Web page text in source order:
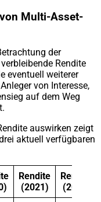
Multi-Asset-
der
Rendite
eventuell weiterer
von Interesse,
auf dem Weg
auswirken zeigt
aktuell verfügbaren
Rendite
(2021)
Rendite
(2022)